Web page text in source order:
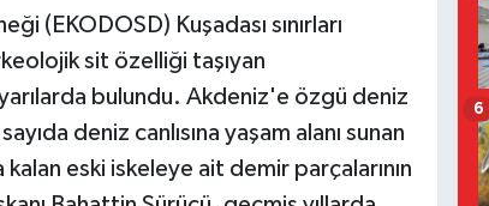
(EKODOSD) Kuşadası sınırları
sit özelliği taşıyan
bulundu. Akdeniz'e özgü deniz
deniz canlısına yaşam alanı sunan
eski iskeleye ait demir parçalarının
6